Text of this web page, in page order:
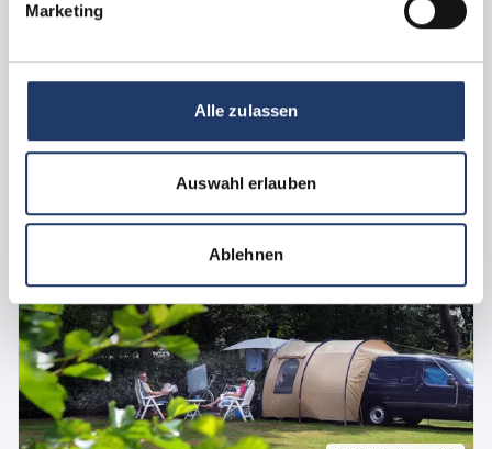
Marketing
Alle zulassen
Auswahl erlauben
Ablehnen
Periodo di viaggio non disponibile
Trova un'alternativa